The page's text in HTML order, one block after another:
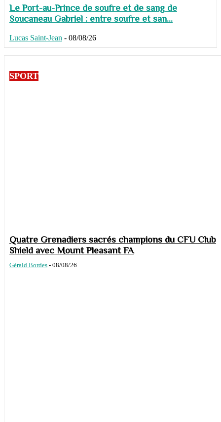
Le Port-au-Prince de soufre et de sang de
Soucaneau Gabriel : entre soufre et san...
Lucas Saint-Jean - 08/08/26
SPORT
Quatre Grenadiers sacrés champions du CFU Club
Shield avec Mount Pleasant FA
Gérald Bordes - 08/08/26